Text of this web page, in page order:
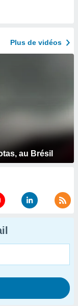
Plus de vidéos
au Brésil